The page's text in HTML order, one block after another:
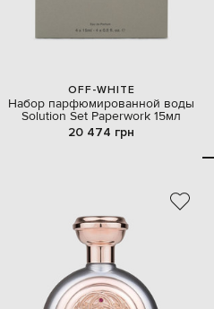
OFF-WHITE
Набор парфюмированной воды
Solution Set Paperwork 15мл
20 474 грн